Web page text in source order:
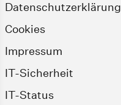
Datenschutzerklärung
Cookies
Impressum
IT-Sicherheit
IT-Status